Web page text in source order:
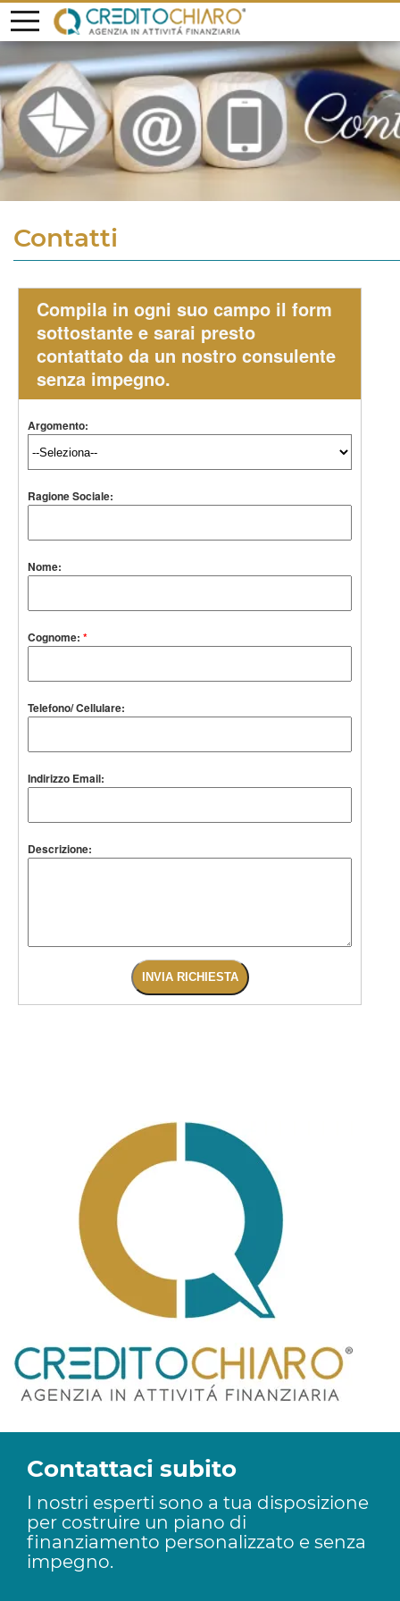
Contatti
Compila in ogni suo campo il form
sottostante e sarai presto
contattato da un nostro consulente
senza impegno.
Argomento:
Ragione Sociale:
Nome:
Cognome: *
Telefono/ Cellulare:
Indirizzo Email:
Descrizione:
Contattaci subito
I nostri esperti sono a tua disposizione
per costruire un piano di
finanziamento personalizzato e senza
impegno.